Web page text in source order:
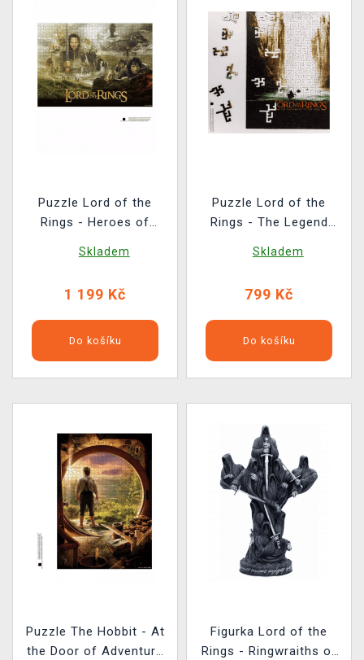
Puzzle Lord of the
Rings - Heroes of
Skladem
1 199 Kč
Do košíku
Puzzle Lord of the
Rings - The Legend
(dřevěné)
Skladem
799 Kč
Do košíku
Puzzle The Hobbit - At
the Door of Adventure
Figurka Lord of the
Rings - Ringwraiths of